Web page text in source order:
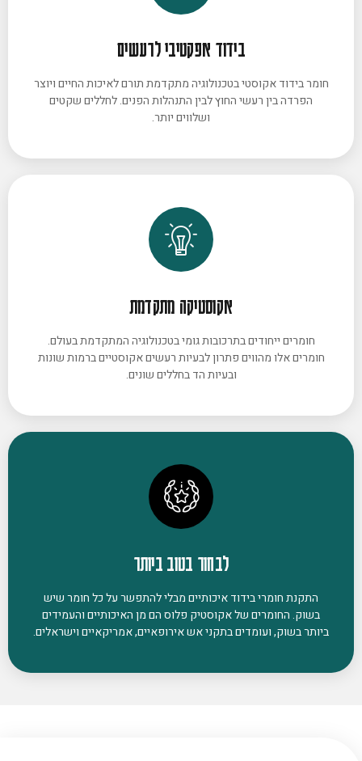
בידוד אפקטיבי לרעשים
חומר בידוד אקוסטי בטכנולוגיה מתקדמת תורם לאיכות החיים ויוצר
הפרדה בין רעשי החוץ לבין התנהלות הפנים. לחללים שקטים
ושלווים יותר.
אקוסטיקה מתקדמת
חומרים ייחודים בתרכובות גומי בטכנולוגיה המתקדמת בעולם.
חומרים אלו מהווים פתרון לבעיות רעשים אקוסטיים ברמות שונות
ובעיות הד בחללים שונים.
לבחור בטוב ביותר
התקנת חומרי בידוד איכותיים מבלי להתפשר על כל חומר שיש
בשוק. החומרים של אקוסטיק פלוס הם מן האיכותיים והעמידים
ביותר בשוק, ועומדים בתקני אש אירופאיים, אמריקאיים וישראלים.